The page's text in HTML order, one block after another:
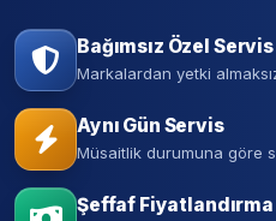
Bağımsız Özel Servis
Markalardan yetki
Aynı Gün Servis
Müsaitlik durumuna göre
Şeffaf Fiyatlandırma